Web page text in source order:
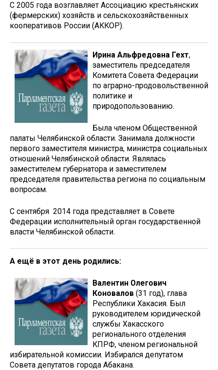
С 2005 года возглавляет Ассоциацию крестьянских
(фермерских) хозяйств и сельскохозяйственных
кооперативов России (АККОР).
Ирина Альфредовна Гехт,
заместитель председателя
Комитета Совета Федерации
по аграрно-продовольственной
политике и
природопользованию.
Была членом Общественной
палаты Челябинской области. Занимала должности
первого заместителя министра, министра социальных
отношений Челябинской области. Являлась
заместителем губернатора и заместителем
председателя правительства региона по социальным
вопросам.
С сентября 2014 года представляет в Совете
Федерации исполнительный орган государственной
власти Челябинской области.
А ещё в этот день родились:
Валентин Олегович
Коновалов (31 год), глава
Республики Хакасия. Был
руководителем юридической
службы Хакасского
регионального отделения
КПРФ, членом региональной
избирательной комиссии. Избирался депутатом
Совета депутатов города Абакана.